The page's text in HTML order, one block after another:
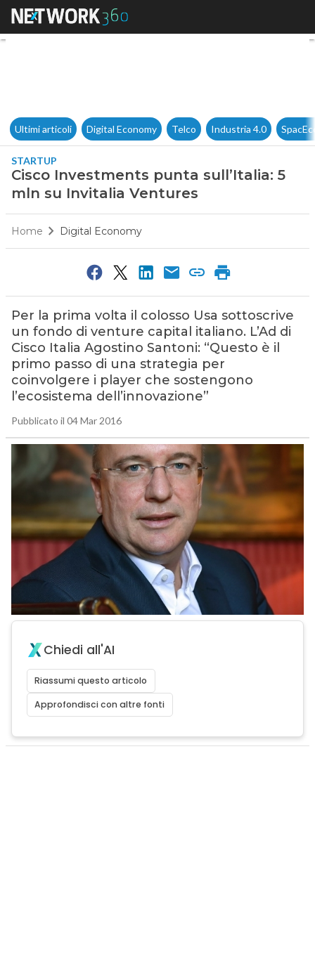
Cisco Investments punta
Ultimi articoli Digital Economy Telco Industria 4.0
STARTUP
Cisco Investments punta sull’Italia: 5
mln su Invitalia Ventures
Home Digital Economy
Per la prima volta il colosso Usa sottoscrive
un fondo di venture capital italiano. L’Ad di
Cisco Italia Agostino Santoni: “Questo è il
primo passo di una strategia per
coinvolgere i player che sostengono
l’ecosistema dell’innovazione”
Pubblicato il 04 Mar 2016
Chiedi all'AI
Riassumi questo articolo
Approfondisci con altre fonti